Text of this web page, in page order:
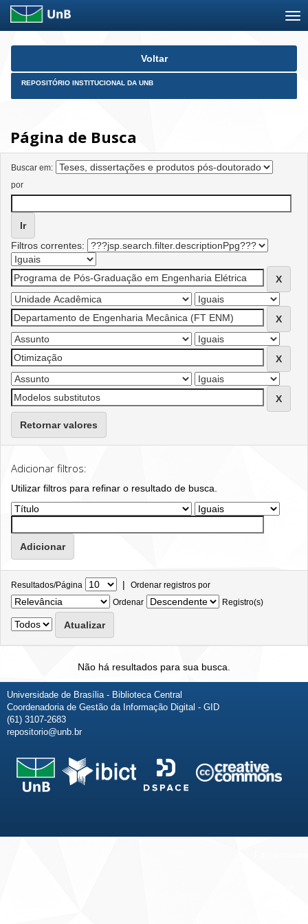
Skip
Voltar
REPOSITÓRIO INSTITUCIONAL DA UNB
Página de Busca
Buscar em:
por
Filtros correntes:
Retornar valores
Adicionar filtros:
Utilizar filtros para refinar o resultado de busca.
Resultados/Página | Ordenar registros por
Ordenar
Registro(s)
Não há resultados para sua busca.
Universidade de Brasília - Biblioteca Central
Coordenadoria de Gestão da Informação Digital - GID
(61) 3107-2683
repositorio@unb.br